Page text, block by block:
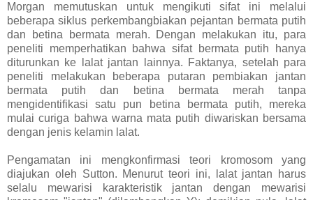
Morgan memutuskan untuk mengikuti sifat ini melalui
beberapa siklus perkembangbiakan pejantan bermata putih
dan betina bermata merah. Dengan melakukan itu, para
peneliti memperhatikan bahwa sifat bermata putih hanya
diturunkan ke lalat jantan lainnya. Faktanya, setelah para
peneliti melakukan beberapa putaran pembiakan jantan
bermata putih dan betina bermata merah tanpa
mengidentifikasi satu pun betina bermata putih, mereka
mulai curiga bahwa warna mata putih diwariskan bersama
dengan jenis kelamin lalat.
Pengamatan ini mengkonfirmasi teori kromosom yang
diajukan oleh Sutton. Menurut teori ini, lalat jantan harus
selalu mewarisi karakteristik jantan dengan mewarisi